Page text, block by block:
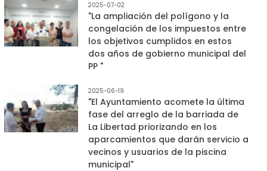
2025-07-02
"La ampliación del polígono y la
congelación de los impuestos entre
los objetivos cumplidos en estos
dos años de gobierno municipal del
PP "
2025-06-19
"El Ayuntamiento acomete la última
fase del arreglo de la barriada de
La Libertad priorizando en los
aparcamientos que darán servicio a
vecinos y usuarios de la piscina
municipal"